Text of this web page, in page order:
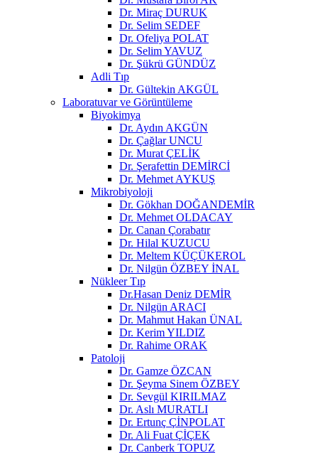
Dr. Miraç DURUK
Dr. Selim SEDEF
Dr. Ofeliya POLAT
Dr. Selim YAVUZ
Dr. Şükrü GÜNDÜZ
Adli Tıp
Dr. Gültekin AKGÜL
Laboratuvar ve Görüntüleme
Biyokimya
Dr. Aydın AKGÜN
Dr. Çağlar UNCU
Dr. Murat ÇELİK
Dr. Şerafettin DEMİRCİ
Dr. Mehmet AYKUŞ
Mikrobiyoloji
Dr. Gökhan DOĞANDEMİR
Dr. Mehmet OLDACAY
Dr. Canan Çorabatır
Dr. Hilal KUZUCU
Dr. Meltem KÜÇÜKEROL
Dr. Nilgün ÖZBEY İNAL
Nükleer Tıp
Dr.Hasan Deniz DEMİR
Dr. Nilgün ARACI
Dr. Mahmut Hakan ÜNAL
Dr. Kerim YILDIZ
Dr. Rahime ORAK
Patoloji
Dr. Gamze ÖZCAN
Dr. Şeyma Sinem ÖZBEY
Dr. Sevgül KIRILMAZ
Dr. Aslı MURATLI
Dr. Ertunç ÇİNPOLAT
Dr. Ali Fuat ÇİÇEK
Dr. Canberk TOPUZ